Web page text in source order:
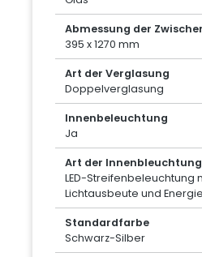
Abmessung der
395 x 1270 mm
Art der Verglasung
Doppelverglasung
Innenbeleuchtung
Ja
Art der Innenbleuchtung
LED-Streifenbeleuchtung
Lichtausbeute und
Standardfarbe
Schwarz-Silber